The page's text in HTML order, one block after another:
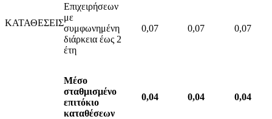
ΚΑΤΑΘΕΣΕΙΣ
Επιχειρήσεων
με
συμφωνημένη
διάρκεια έως 2
έτη
0,07 0,07 0,07
Μέσο
σταθμισμένο
επιτόκιο
καταθέσεων
0,04 0,04 0,04